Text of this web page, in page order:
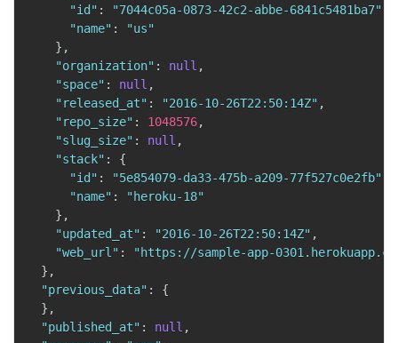
"id" : "7044c05a-0873-42c2-abbe-6841c5481ba7"
"name" :
"us"
} ,
"organization" : null ,
"space" : null ,
"released_at" : "2016-10-26T22:50:14Z" ,
"repo_size" : 1048576,
"slug_size" : null ,
"stack" :
{
"id" : "5e854079-da33-475b-a209-77f527c0e2fb"
"name" :
"heroku-18"
} ,
"updated_at" : "2016-10-26T22:50:14Z" ,
"web_url" :
"https://sample-app-
} ,
"previous_data" :
{
} ,
"published_at" : null ,